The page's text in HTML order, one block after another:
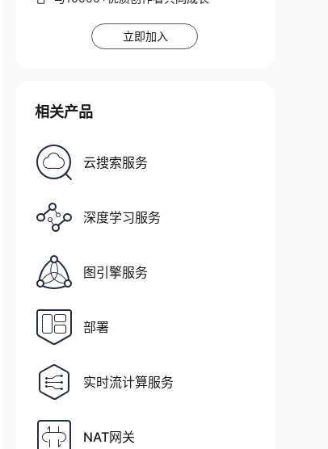
立即加入
相关产品
云搜索服务
深度学习服务
图引擎服务
部署
实时流计算服务
NAT网关